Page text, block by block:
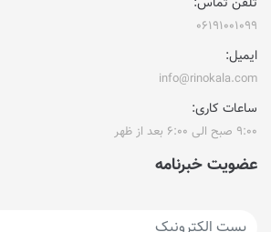
۰۶۱۹۱۰۰۱۰۹۹
ایمیل:
info@rinokala.com
ساعات کاری:
۹:۰۰ صبح الی ۶:۰۰ بعد از ظهر
عضویت خبرنامه